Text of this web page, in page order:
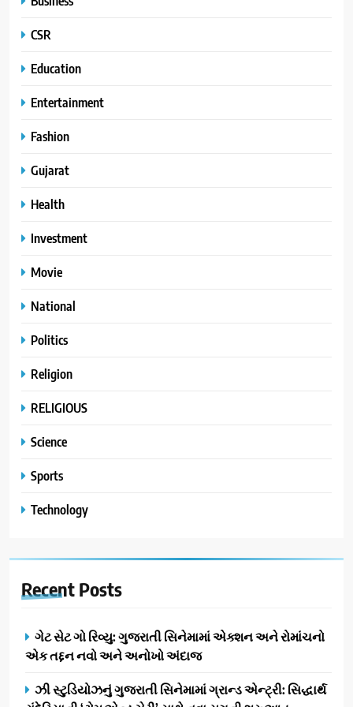
CSR
Education
Entertainment
Fashion
Gujarat
Health
Investment
Movie
National
Politics
Religion
RELIGIOUS
Science
Sports
Technology
Recent Posts
ગેટ સેટ ગો રિવ્યુ: ગુજરાતી સિનેમામાં એક્શન અને રોમાંચનો
એક તદ્દન નવો અને અનોખો અંદાજ
ઝી સ્ટુડિયોઝનું ગુજરાતી સિનેમામાં ગ્રાન્ડ એન્ટ્રી: સિદ્ધાર્થ